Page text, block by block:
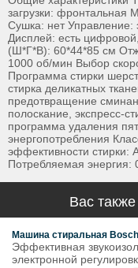
загрузки: фронтальная
Сушка: нет Управление:
Дисплей: есть
(Ш*Г*В): 60*44*85 см
1000 об/мин Выбор
Программа стирки
стирка деликатных
предотвращение
полоскание, экспресс-
программа удаления
энергопотребления
эффективности стирки:
Потребляемая энергия:
Вас также
Машина стиральная
Эффективная
электронной